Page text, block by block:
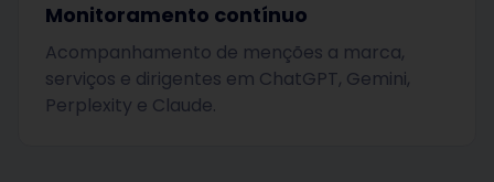
Monitoramento contínuo
Acompanhamento de menções a marca,
serviços e dirigentes em ChatGPT, Gemini,
Perplexity e Claude.